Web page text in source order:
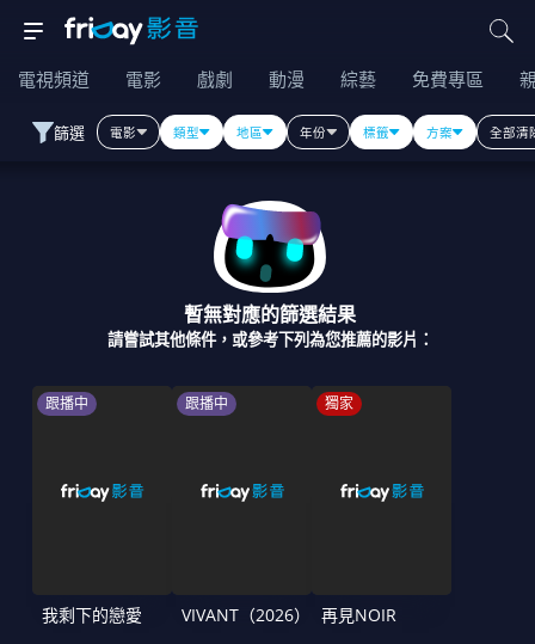
電視頻道 電影 戲劇 動漫 綜藝 免費專區
篩選 電影 類型 地區 年份 標籤 方案 全部清
暫無對應的篩選結果
請嘗試其他條件，或參考下列為您推薦的影片：
跟播中
我剩下的戀愛
跟播中
VIVANT（2026）
獨家
再見NOIR